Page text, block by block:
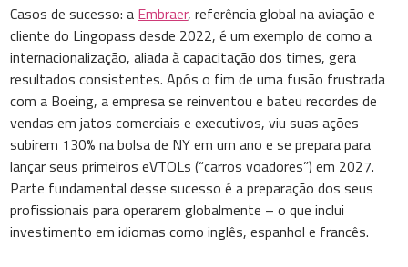
Casos de sucesso: a Embraer, referência global na aviação e
cliente do Lingopass desde 2022, é um exemplo de como a
internacionalização, aliada à capacitação dos times, gera
resultados consistentes. Após o fim de uma fusão frustrada
com a Boeing, a empresa se reinventou e bateu recordes de
vendas em jatos comerciais e executivos, viu suas ações
subirem 130% na bolsa de NY em um ano e se prepara para
lançar seus primeiros eVTOLs (“carros voadores”) em 2027.
Parte fundamental desse sucesso é a preparação dos seus
profissionais para operarem globalmente – o que inclui
investimento em idiomas como inglês, espanhol e francês.